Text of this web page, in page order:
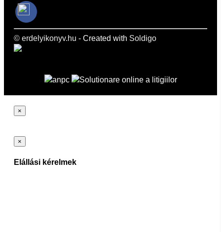
© erdelyikonyv.hu - Created with Soldigo
×
×
Elállási kérelmek